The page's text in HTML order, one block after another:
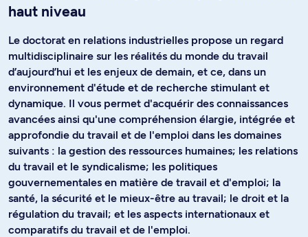
haut niveau
Le doctorat en relations industrielles propose un regard
multidisciplinaire sur les réalités du monde du travail
d’aujourd’hui et les enjeux de demain, et ce, dans un
environnement d'étude et de recherche stimulant et
dynamique. Il vous permet d'acquérir des connaissances
avancées ainsi qu'une compréhension élargie, intégrée et
approfondie du travail et de l'emploi dans les domaines
suivants : la gestion des ressources humaines; les relations
du travail et le syndicalisme; les politiques
gouvernementales en matière de travail et d'emploi; la
santé, la sécurité et le mieux-être au travail; le droit et la
régulation du travail; et les aspects internationaux et
comparatifs du travail et de l'emploi.